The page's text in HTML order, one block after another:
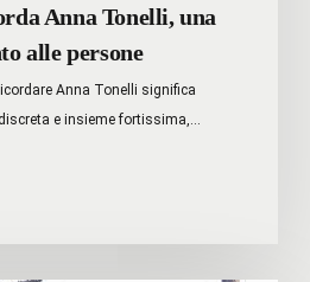
Anna Tonelli, una
alle persone
Anna Tonelli significa
e insieme fortissima,…